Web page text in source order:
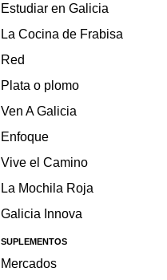
Estudiar en Galicia
La Cocina de Frabisa
Red
Plata o plomo
Ven A Galicia
Enfoque
Vive el Camino
La Mochila Roja
Galicia Innova
SUPLEMENTOS
Mercados